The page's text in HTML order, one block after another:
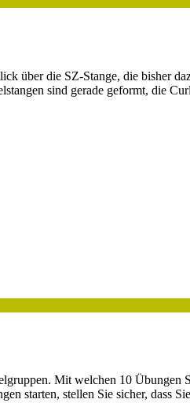
über die SZ-Stange, die bisher
sind gerade geformt, die
Mit welchen 10 Übungen
starten, stellen Sie sicher, dass